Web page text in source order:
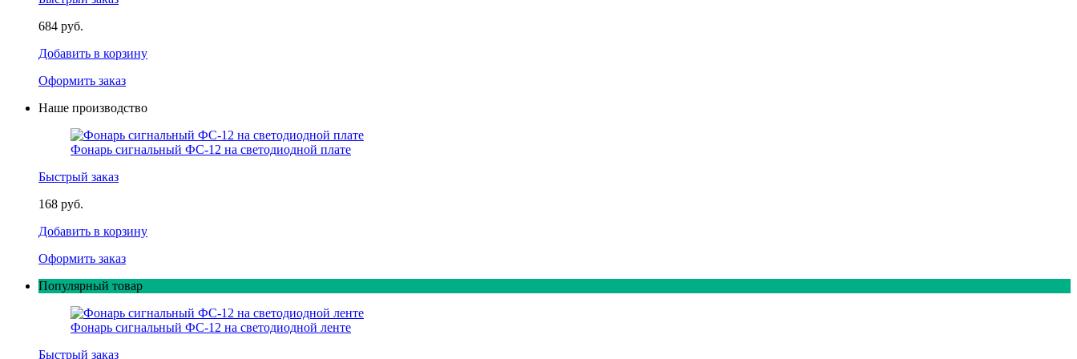
684 руб.
Добавить в корзину
Оформить заказ
Наше производство
Фонарь сигнальный ФС-12 на светодиодной плате
Быстрый заказ
168 руб.
Добавить в корзину
Оформить заказ
Популярный товар
Фонарь сигнальный ФС-12 на светодиодной ленте
Быстрый заказ